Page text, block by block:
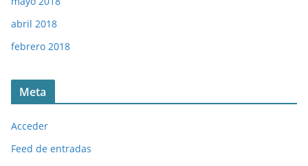
abril 2018
febrero 2018
Meta
Acceder
Feed de entradas